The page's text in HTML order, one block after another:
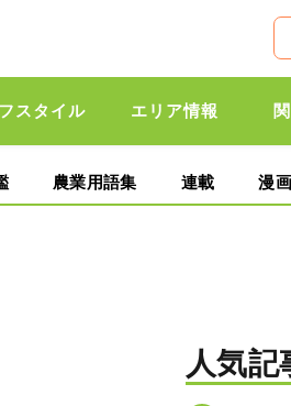
スタイル エリア情報
農業用語集 連載 漫画
人気